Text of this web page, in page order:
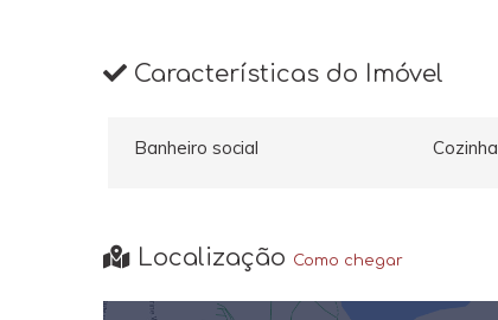
Características do Imóvel
Banheiro social Cozinha
Localização Como chegar